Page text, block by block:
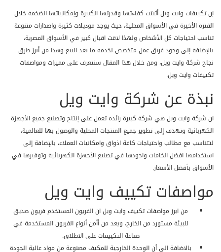
إن تكييفات وايت ويل أثبتت كفاءتها وقدرتها الكبيرة وإمكانياتها الضخمة خلال
الفترة الأخيرة في الأسواق المحلية، حيث يوجد موديلات كثيرة واصدارات متنوعة
تناسب احتياجات كل الأشخاص ولهذا لاقت اقبال كبير في الأسواق المصرية،
بالإضافة إلى وجود فريق عمل متخصص لخدمه ما بعد البيع وهذا من أبرز طرق
نجاح شركة وايت ويل، ومن خلال هذا المقال سنتعرف على مميزات ومواصفات
تكييفات وايت ويل.
نبذة عن شركة وايت ويل
ان شركة وايت ويل هي شركة كبيرة رائده تعمل على إنتاج وتصنيع جميع الأجهزة
الكهربائية وتهدف إلى تطوير جميع المنتجات المحلية والوصول بها للعالمية،
لتتناسب مع مطالب واحتياجات كافة اذواق وامكانيات العملاء، بالإضافة إلى
استخدامها افضل الخامات واجودها في تصنيع الأجهزة الكهربائية وتوفيرها في
الأسواق بأفضل الأسعار.
مواصفات تكييف وايت ويل
من ابرز مواصفات تكييف وايت ويل ان الفريون المستخدم فريون صديق
للبيئة مستورد من الخارج، ويعد من أأمن أنواع الفريون المستخدمة في
صناعة التكييفات على الاطلاق.
بالاضافة الى أن الوحدة الخارجية للمكيف مصنوعة من مواد عالية الجودة